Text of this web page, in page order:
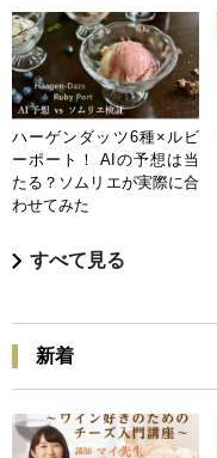
ハーゲンダッツ6種×ルビ
ーポート！ AIの予想は当
たる？ソムリエが実際に合
わせてみた
すべて見る
新着